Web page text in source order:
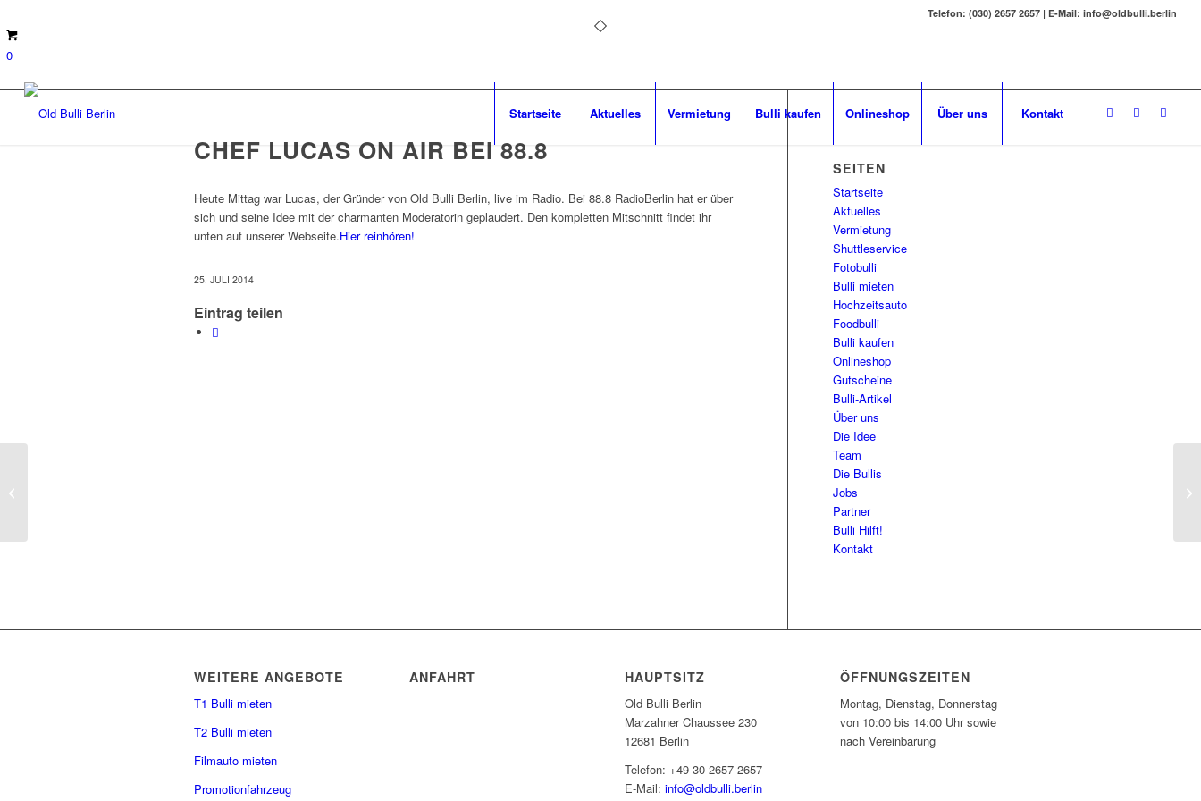
Telefon: (030) 2657 2657 | E-Mail: info@oldbulli.berlin
0
Startseite Aktuelles Vermietung Bulli kaufen Onlineshop Über uns Kontakt
CHEF LUCAS ON AIR BEI 88.8
Heute Mittag war Lucas, der Gründer von Old Bulli Berlin, live im Radio. Bei 88.8 RadioBerlin hat er über
sich und seine Idee mit der charmanten Moderatorin geplaudert. Den kompletten Mitschnitt findet ihr
unten auf unserer Webseite.Hier reinhören!
25. JULI 2014
Eintrag teilen
SEITEN
Startseite
Aktuelles
Vermietung
Shuttleservice
Fotobulli
Bulli mieten
Hochzeitsauto
Foodbulli
Bulli kaufen
Onlineshop
Gutscheine
Bulli-Artikel
Über uns
Die Idee
Team
Die Bullis
Jobs
Partner
Bulli Hilft!
Kontakt
WEITERE ANGEBOTE
T1 Bulli mieten
T2 Bulli mieten
Filmauto mieten
Promotionfahrzeug
ANFAHRT HAUPTSITZ
Old Bulli Berlin
Marzahner Chaussee 230
12681 Berlin
Telefon: +49 30 2657 2657
E-Mail:info@oldbulli.berlin
ÖFFNUNGSZEITEN
Montag, Dienstag, Donnerstag
von 10:00 bis 14:00 Uhr sowie
nach Vereinbarung